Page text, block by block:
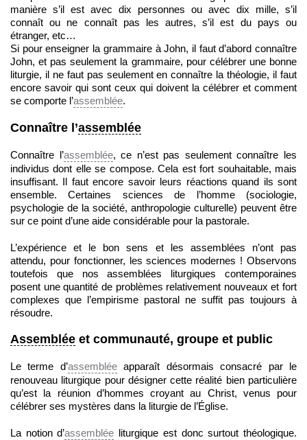
manière s’il est avec dix personnes ou avec dix mille, s’il
connaît ou ne connaît pas les autres, s’il est du pays ou
étranger, etc…
Si pour enseigner la grammaire à John, il faut d’abord connaître
John, et pas seulement la grammaire, pour célébrer une bonne
liturgie, il ne faut pas seulement en connaître la théologie, il faut
encore savoir qui sont ceux qui doivent la célébrer et comment
se comporte l’assemblée.
Connaître l’assemblée
Connaître l’assemblée, ce n’est pas seulement connaître les
individus dont elle se compose. Cela est fort souhaitable, mais
insuffisant. Il faut encore savoir leurs réactions quand ils sont
ensemble. Certaines sciences de l’homme (sociologie,
psychologie de la société, anthropologie culturelle) peuvent être
sur ce point d’une aide considérable pour la pastorale.
L’expérience et le bon sens et les assemblées n’ont pas
attendu, pour fonctionner, les sciences modernes ! Observons
toutefois que nos assemblées liturgiques contemporaines
posent une quantité de problèmes relativement nouveaux et fort
complexes que l’empirisme pastoral ne suffit pas toujours à
résoudre.
Assemblée et communauté, groupe et public
Le terme d’assembléeapparaît désormais consacré par le
renouveau liturgique pour désigner cette réalité bien particulière
qu’est la réunion d’hommes croyant au Christ, venus pour
célébrer ses mystères dans la liturgie de l’Église.
La notion d’assemblée liturgique est donc surtout théologique.